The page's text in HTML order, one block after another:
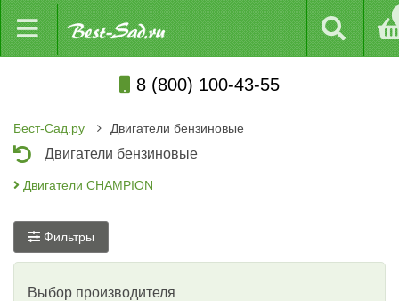
8 (800) 100-43-55
Бест-Сад.ру Двигатели бензиновые
Двигатели бензиновые
Двигатели CHAMPION
Фильтры
Выбор производителя